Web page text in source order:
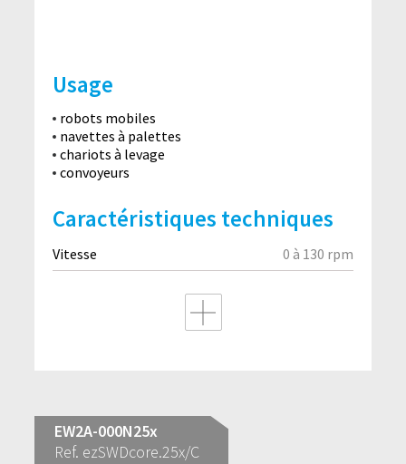
Usage
robots mobiles
navettes à palettes
chariots à levage
convoyeurs
Caractéristiques techniques
Vitesse 0 à 130 rpm
EW2A-000N25x
Ref. ezSWDcore.25x/C